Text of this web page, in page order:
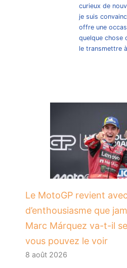
curieux de
je suis
offre une
quelque chose
le transmettre
Le MotoGP revient
d’enthousiasme que
Marc Márquez va-t-il
vous pouvez le voir
8 août 2026